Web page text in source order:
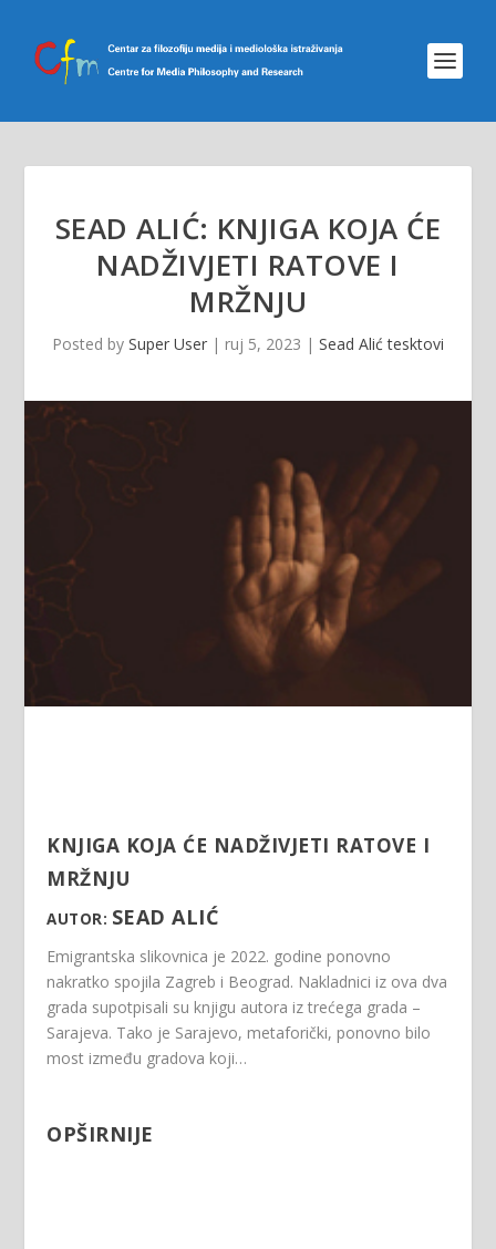
SEAD ALIĆ: KNJIGA KOJA ĆE
NADŽIVJETI RATOVE I
MRŽNJU
Posted by Super User | ruj 5, 2023 | Sead Alić tesktovi
KNJIGA KOJA ĆE NADŽIVJETI RATOVE I
MRŽNJU
AUTOR: SEAD ALIĆ
Emigrantska slikovnica je 2022. godine ponovno
nakratko spojila Zagreb i Beograd. Nakladnici iz ova dva
grada supotpisali su knjigu autora iz trećega grada –
Sarajeva. Tako je Sarajevo, metaforički, ponovno bilo
most između gradova koji…
OPŠIRNIJE